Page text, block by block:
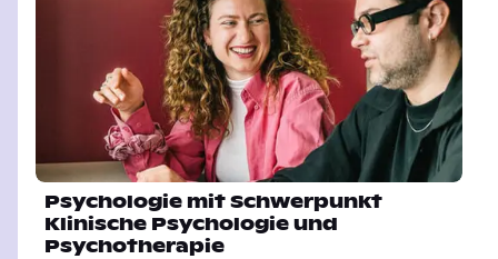
Psychologie mit Schwerpunkt
Klinische Psychologie und
Psychotherapie